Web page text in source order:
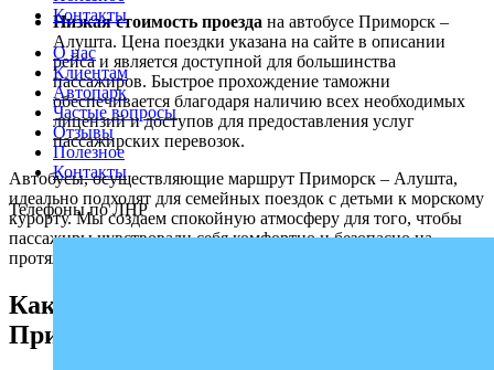
Низкая стоимость проезда на автобусе Приморск –
Алушта. Цена поездки указана на сайте в описании
рейса и является доступной для большинства
пассажиров. Быстрое прохождение таможни
обеспечивается благодаря наличию всех необходимых
лицензий и доступов для предоставления услуг
пассажирских перевозок.
Автобусы, осуществляющие маршрут Приморск – Алушта,
идеально подходят для семейных поездок с детьми к морскому
курорту. Мы создаем спокойную атмосферу для того, чтобы
пассажиры чувствовали себя комфортно и безопасно на
протяжении всей поездки.
Как забронировать билет на автобус
Приморск – Алушта на нужную дату
Контакты
О нас
Клиентам
Автопарк
Частые вопросы
Отзывы
Полезное
Контакты
Телефоны по ЛНР